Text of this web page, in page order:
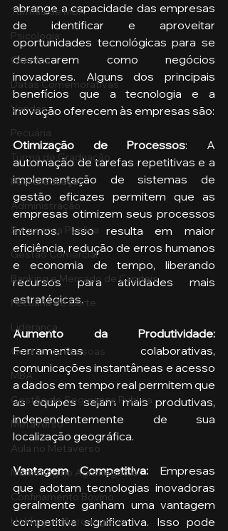
Turmas de MBA
Psicologia
Cidades
Datas Comemorativas
Vendas
Pecuária
Turma de Graduação
Pós-Graduação
Administração
Segurança Publica
Gestão Comercial
Banking e Mercado de Capitais
Pecuária de Corte
Liderança
Gestão de Pessoas
MBA
Gestão de Segurança Publica
Metaverso
Aula no Metaverso
Marketing no Agronegócio
Confinamento Bovino
Holding no Agronegócio
abrange a capacidade das empresas
de identificar e aproveitar
oportunidades tecnológicas para se
destacarem como negócios
inovadores. Alguns dos principais
benefícios que a tecnologia e a
Otimização de Processos: A
automação de tarefas repetitivas e a
implementação de sistemas de
gestão eficazes permitem que as
empresas otimizem seus processos
internos. Isso resulta em maior
eficiência, redução de erros humanos
e economia de tempo, liberando
recursos para atividades mais
estratégicas.
Aumento da Produtividade:
Ferramentas colaborativas,
comunicações instantâneas e acesso
a dados em tempo real permitem que
as equipes sejam mais produtivas,
independentemente de sua
localização geográfica.
Vantagem Competitiva: Empresas
que adotam tecnologias inovadoras
geralmente ganham uma vantagem
competitiva significativa. Isso pode